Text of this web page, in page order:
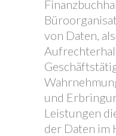
von Daten,
und
Leistungen
der Daten im